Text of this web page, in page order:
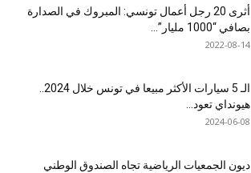
أثرى 20 رجل أعمال تونسي: المبروك في الصدارة
بصافي “1000 مليار”...
2022-08-14
هيونداي تعود...
2024-06-08
ديون الجمعيات الرياضية تجاه الصندوق الوطني